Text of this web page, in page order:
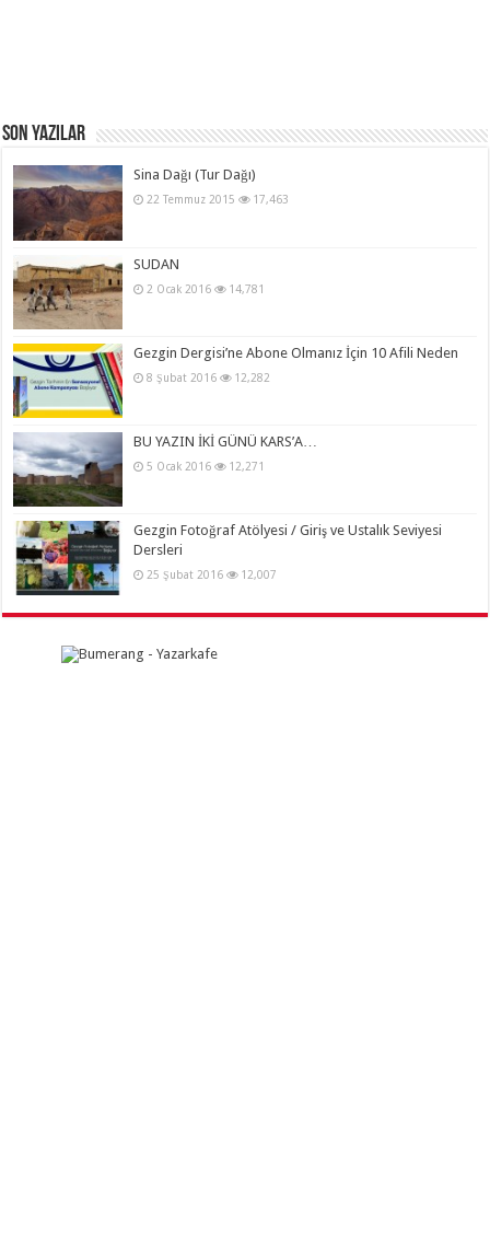
Son Yazılar
Sina Dağı (Tur Dağı)
22 Temmuz 2015 17,463
SUDAN
2 Ocak 2016 14,781
Gezgin Dergisi’ne Abone Olmanız İçin 10 Afili Neden
8 Şubat 2016 12,282
BU YAZIN İKİ GÜNÜ KARS’A…
5 Ocak 2016 12,271
Gezgin Fotoğraf Atölyesi / Giriş ve Ustalık Seviyesi
Dersleri
25 Şubat 2016 12,007